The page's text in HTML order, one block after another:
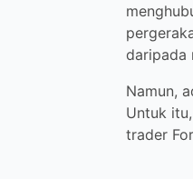
trader
langsung.
Untuk itu,
Forex.